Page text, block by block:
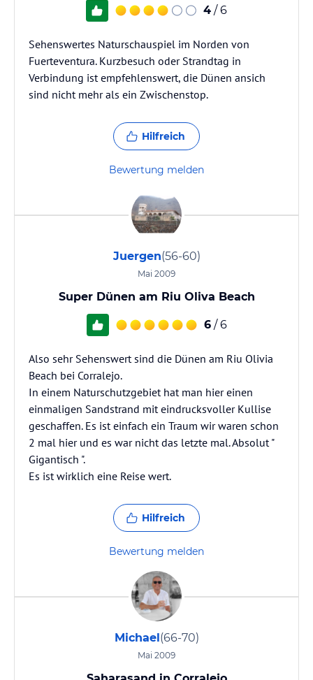
4 / 6
Sehenswertes Naturschauspiel im Norden von
Fuerteventura. Kurzbesuch oder Strandtag in
Verbindung ist empfehlenswert, die Dünen ansich
sind nicht mehr als ein Zwischenstop.
Hilfreich
Bewertung melden
Juergen(56-60)
Mai 2009
Super Dünen am Riu Oliva Beach
6 / 6
Also sehr Sehenswert sind die Dünen am Riu Olivia
Beach bei Corralejo.
In einem Naturschutzgebiet hat man hier einen
einmaligen Sandstrand mit eindrucksvoller Kullise
geschaffen. Es ist einfach ein Traum wir waren schon
2 mal hier und es war nicht das letzte mal. Absolut "
Gigantisch ".
Es ist wirklich eine Reise wert.
Hilfreich
Bewertung melden
Michael(66-70)
Mai 2009